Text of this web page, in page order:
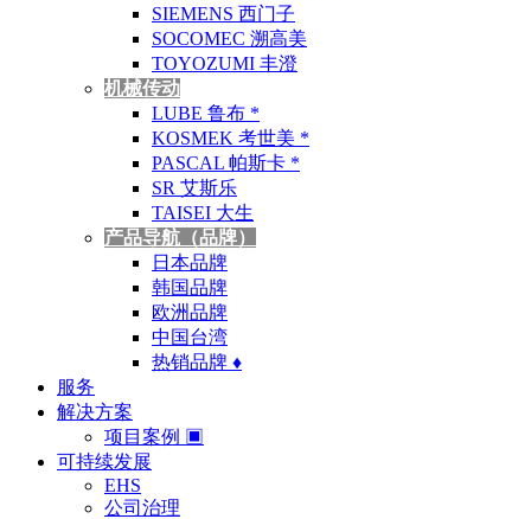
SIEMENS 西门子
SOCOMEC 溯高美
TOYOZUMI 丰澄
机械传动
LUBE 鲁布 *
KOSMEK 考世美 *
PASCAL 帕斯卡 *
SR 艾斯乐
TAISEI 大生
产品导航（品牌）
日本品牌
韩国品牌
欧洲品牌
中国台湾
热销品牌 ♦
服务
解决方案
项目案例 ▣
可持续发展
EHS
公司治理